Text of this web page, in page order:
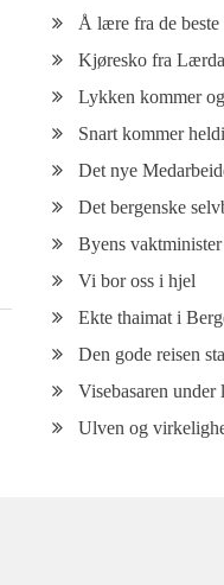
Å lære fra de beste
Kjøresko fra
Lykken kommer
Snart kommer
Det nye
Det bergenske
Byens vaktminister
Vi bor oss i hjel
Ekte thaimat i
Den gode reisen
Visebasaren under
Ulven og